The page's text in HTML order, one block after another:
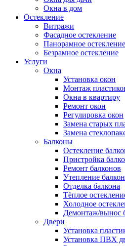
Окна в дом
Остекление
Витражи
Фасадное остекление
Панорамное остекление
Безрамное остекление
Услуги
Окна
Установка окон
Монтаж
Окна в квартиру
Ремонт окон
Регулировка окон
Замена старых
Замена
Балконы
Остекление
Пристройка
Ремонт балконов
Утепление
Отделка балкона
Тёплое
Холодное
Демонтаж/вынос
Двери
Установка
Установка ПВХ